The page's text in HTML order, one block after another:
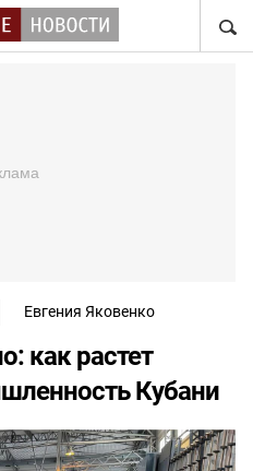
Евгения Яковенко
как растет
Кубани